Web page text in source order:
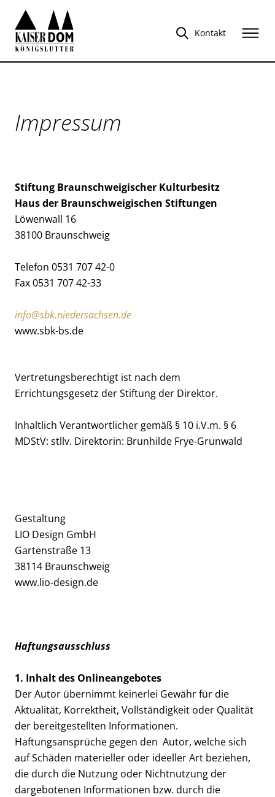
Kontakt
Impressum
Stiftung Braunschweigischer Kulturbesitz
Haus der Braunschweigischen Stiftungen
Löwenwall 16
38100 Braunschweig
Telefon 0531 707 42-0
Fax 0531 707 42-33
info@sbk.niedersachsen.de
www.sbk-bs.de
Vertretungsberechtigt ist nach dem
Errichtungsgesetz der Stiftung der Direktor.
Inhaltlich Verantwortlicher gemäß § 10 i.V.m. § 6
MDStV: stllv. Direktorin: Brunhilde Frye-Grunwald
Gestaltung
LIO Design GmbH
Gartenstraße 13
38114 Braunschweig
www.lio-design.de
Haftungsausschluss
1. Inhalt des Onlineangebotes
Der Autor übernimmt keinerlei Gewähr für die
Aktualität, Korrektheit, Vollständigkeit oder Qualität
der bereitgestellten Informationen.
Haftungsansprüche gegen den Autor, welche sich
auf Schäden materieller oder ideeller Art beziehen,
die durch die Nutzung oder Nichtnutzung der
dargebotenen Informationen bzw. durch die